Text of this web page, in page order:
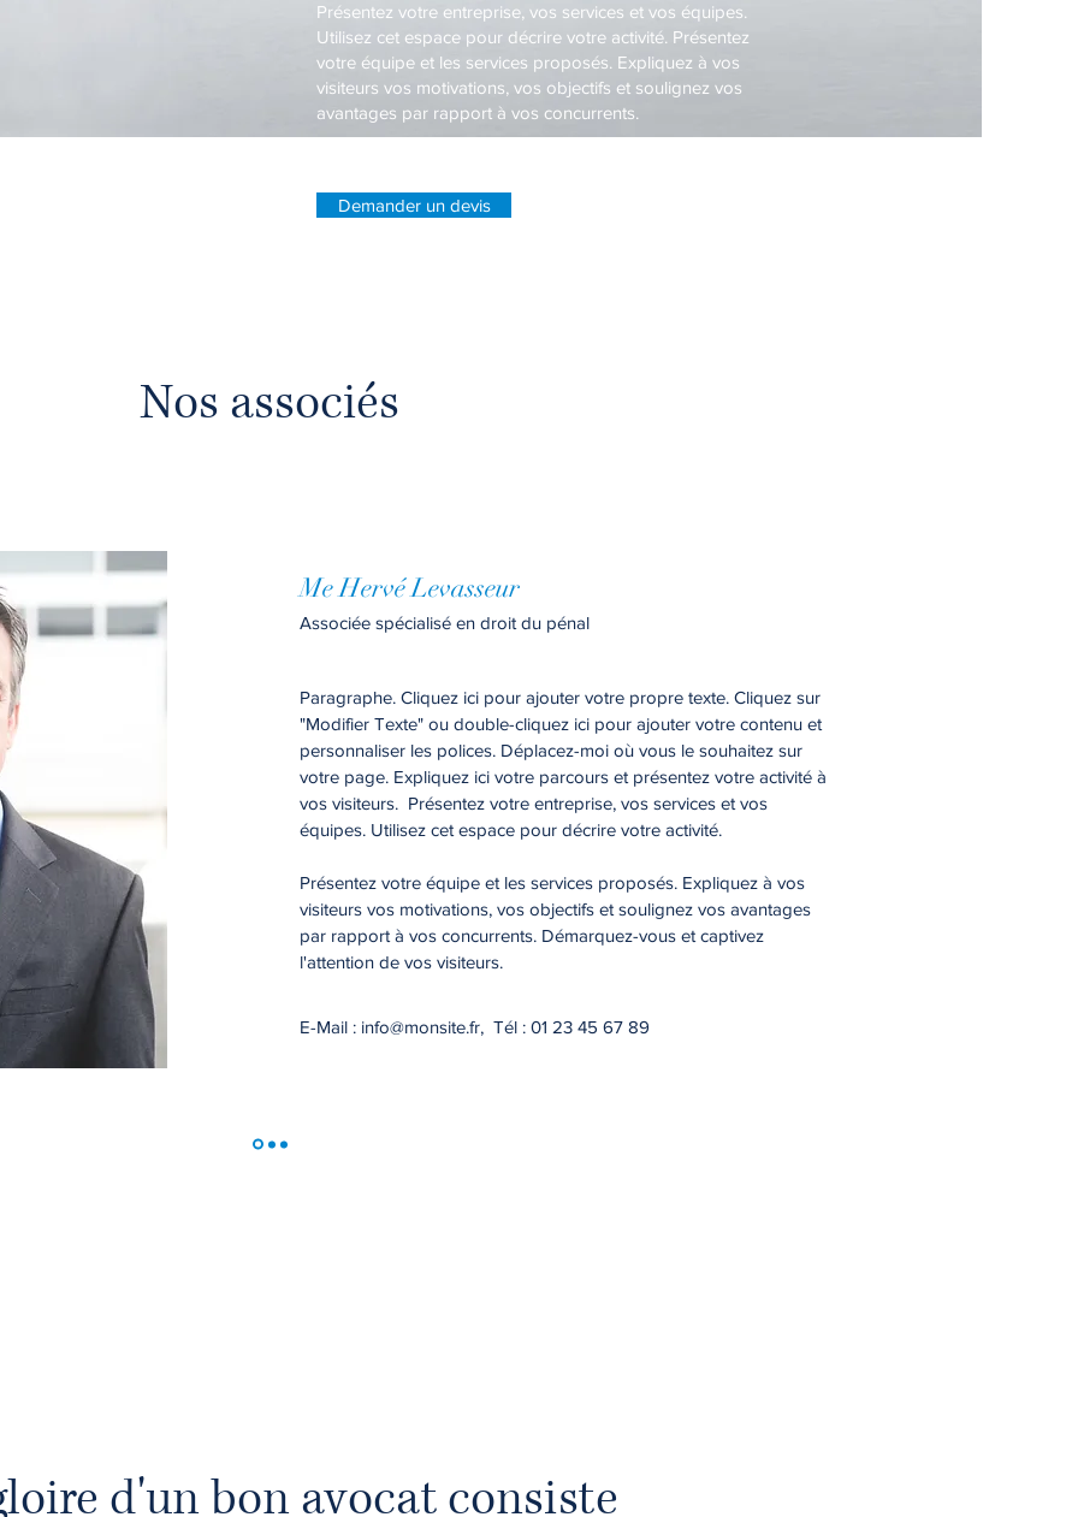
​Présentez votre entreprise, vos services et vos équipes.
Utilisez cet espace pour décrire votre activité. Présentez
votre équipe et les services proposés. Expliquez à vos
visiteurs vos motivations, vos objectifs et soulignez vos
avantages par rapport à vos concurrents.
Demander un devis
Me Hervé Levasseur
Associée spécialisé en droit du pénal
Paragraphe. Cliquez ici pour ajouter votre propre texte. Cliquez sur
"Modifier Texte" ou double-cliquez ici pour ajouter votre contenu et
personnaliser les polices. Déplacez-moi où vous le souhaitez sur
votre page. Expliquez ici votre parcours et présentez votre activité à
vos visiteurs. Présentez votre entreprise, vos services et vos
équipes. Utilisez cet espace pour décrire votre activité.
Présentez votre équipe et les services proposés. Expliquez à vos
visiteurs vos motivations, vos objectifs et soulignez vos avantages
par rapport à vos concurrents. Démarquez-vous et captivez
l'attention de vos visiteurs.
E-Mail : info@monsite.fr, Tél : 01 23 45 67 89
Nos associés
d'un bon avocat consiste